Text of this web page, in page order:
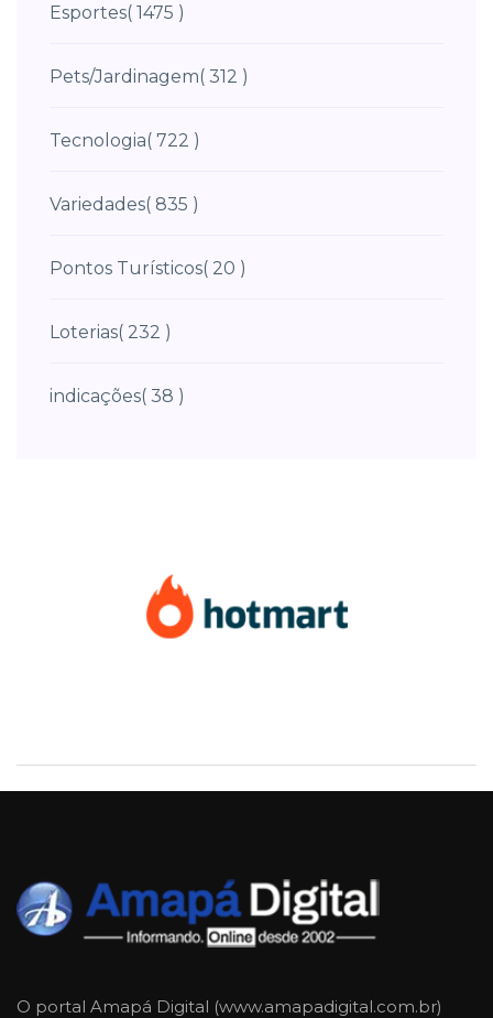
Esportes( 1475 )
Pets/Jardinagem( 312 )
Tecnologia( 722 )
Variedades( 835 )
Pontos Turísticos( 20 )
Loterias( 232 )
indicações( 38 )
O portal Amapá Digital (www.amapadigital.com.br)